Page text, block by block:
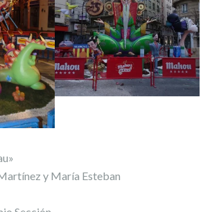
y María Esteban